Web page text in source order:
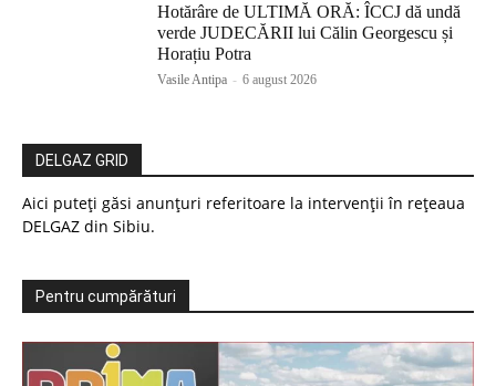
Hotărâre de ULTIMĂ ORĂ: ÎCCJ dă undă
verde JUDECĂRII lui Călin Georgescu și
Horațiu Potra
Vasile Antipa - 6 august 2026
DELGAZ GRID
Aici puteți găsi anunțuri referitoare la intervenții în rețeaua
DELGAZ din Sibiu.
Pentru cumpărături